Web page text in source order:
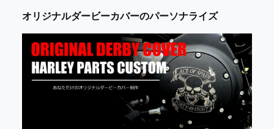
オリジナルダービーカバーのパーソナライズ